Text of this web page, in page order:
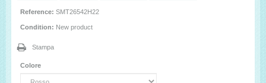
Reference: SMT26542H22
Condition: New product
Stampa
Colore